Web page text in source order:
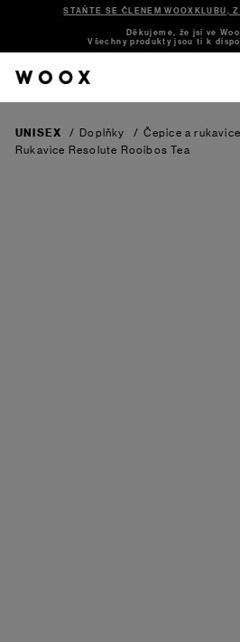
STAŇTE SE ČLENEM WOOXKLUBU,
Děkujeme, že jsi ve
Všechny produkty jsou ti k
UNISEX / Doplňky / Čepice a rukavice
Rukavice Resolute Rooibos Tea